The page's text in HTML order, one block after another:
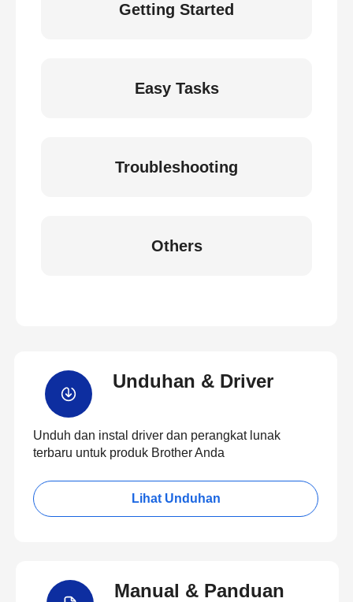
Getting Started
Easy Tasks
Troubleshooting
Others
Unduhan & Driver
Unduh dan instal driver dan perangkat lunak
terbaru untuk produk Brother Anda
Lihat Unduhan
Manual & Panduan